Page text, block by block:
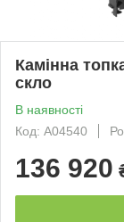
Камінна
скло
В наявності
Код: А04540
136 920